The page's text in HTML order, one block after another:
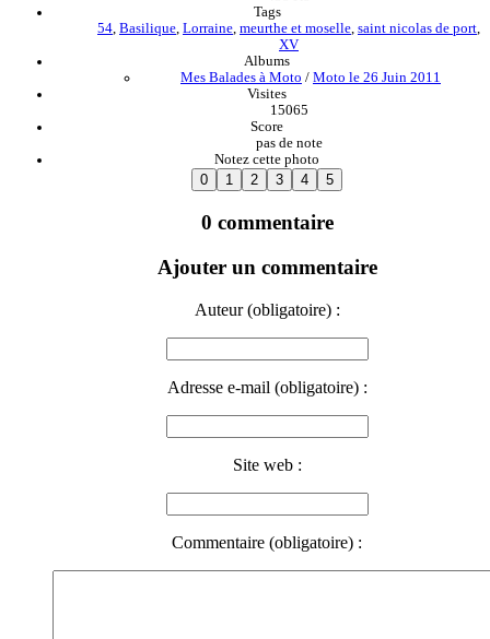
Tags
54 Basilique Lorraine meurthe et moselle saint nicolas de port
XV
Albums
Mes Balades à Moto / Moto le 26 Juin 2011
Visites
15065
Score
pas de note
Notez cette photo
0 commentaire
Ajouter un commentaire
Auteur (obligatoire) :
Adresse e-mail (obligatoire) :
Site web :
Commentaire (obligatoire) :